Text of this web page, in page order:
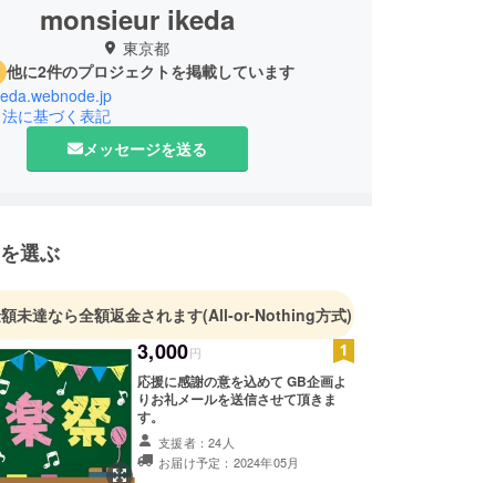
monsieur ikeda
東京都
他に2件のプロジェクトを掲載しています
に基づく表記
メッセージを送る
選ぶ
未達なら全額返金されます(All-or-Nothing方式)
3,000円
応援に感謝の意を込めて GB企画よ
りお礼メールを送信させて頂きま
す。
支援者：24人
お届け予定：2024年05月